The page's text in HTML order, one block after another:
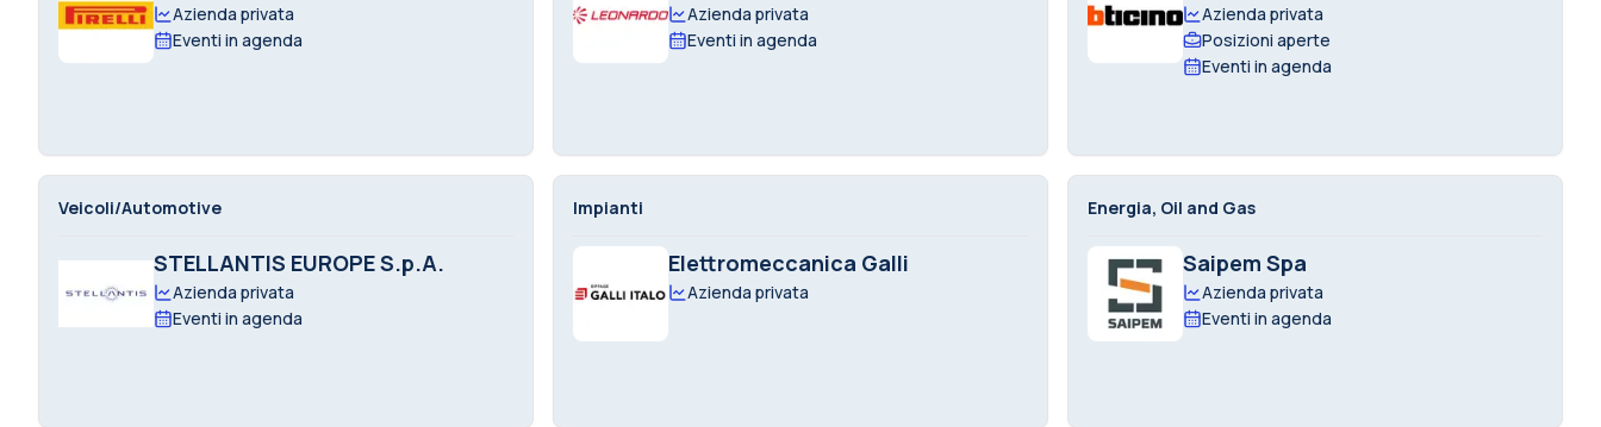
Azienda privata
Eventi in agenda
Azienda privata
Eventi in agenda
Azienda privata
Posizioni aperte
Eventi in agenda
Veicoli/Automotive
STELLANTIS EUROPE S.p.A.
Azienda privata
Eventi in agenda
Impianti
Elettromeccanica Galli
Azienda privata
Energia, Oil and Gas
Saipem Spa
Azienda privata
Eventi in agenda